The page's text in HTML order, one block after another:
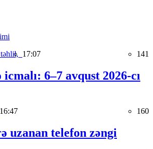
17:07 141
6–7 avqust 2026-cı
16:47 160
uzanan telefon zəngi